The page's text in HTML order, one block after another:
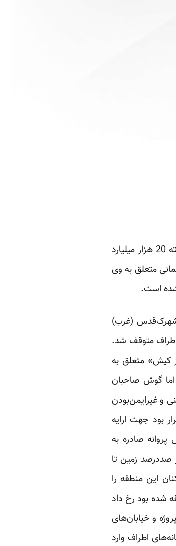
بابک زنجانی، دلال نفتی ایرانی که خود را “بسیجی اقتصادی ” می داند و میزان دارایی خود را طی روزهای گذشته 20 هزار میلیارد
متعلق به وی
است.
شهرک‌قدس (غرب)
متوقف شد.
کیش» متعلق به
اما گوش صاحبان
و غیرایمن‌بودن
بود جهت ارایه
صادره به
گودبرداری بود اما در صددرصد زمین تا
پنج صبح روز 11 مهرماه رسید و ساکنان این منطقه را
شده بود رخ داد
و خیابان‌های
اطراف وارد